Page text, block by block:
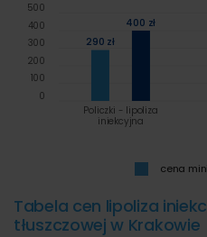
290 zł
400 zł
Policzki - lipoliza
iniekcyjna
0
100
200
300
400
500
cena
Tabela cen lipoliza
tłuszczowej w Krakowie